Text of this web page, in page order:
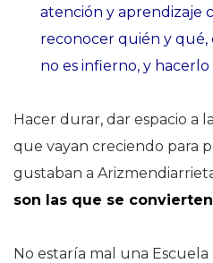
atención y aprendizaje
reconocer quién y
no es infierno, y hacerlo
Hacer durar, dar espacio a
que vayan creciendo para
gustaban a
son las que se
No estaría mal una